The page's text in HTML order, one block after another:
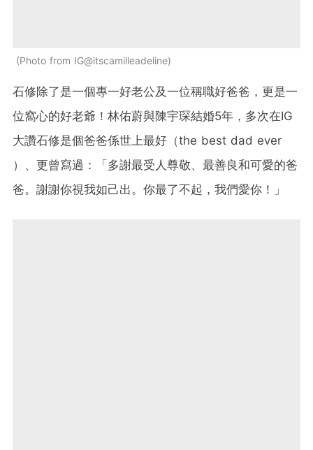
Photo from IG@itscamilleadeline
石修除了是一個專一好老公及一位稱職好爸爸，更是一
位窩心的好老爺！林佑蔚與陳宇琛結婚5年，多次在IG
大讚石修是個爸爸係世上最好（the best dad ever
）、更曾寫過：「多謝最受人尊敬、最善良和可愛的爸
爸。謝謝你視我如己出。你最了不起，我們愛你！」